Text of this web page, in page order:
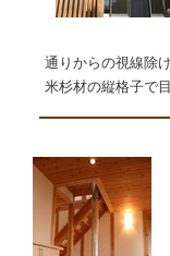
通りからの視線除
米杉材の縦格子で